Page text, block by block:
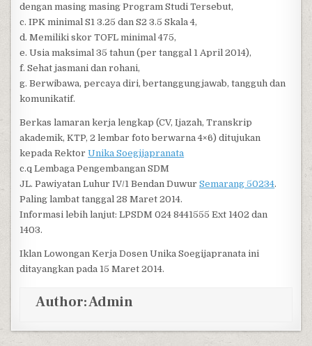
dengan masing masing Program Studi Tersebut,
c. IPK minimal S1 3.25 dan S2 3.5 Skala 4,
d. Memiliki skor TOFL minimal 475,
e. Usia maksimal 35 tahun (per tanggal 1 April 2014),
f. Sehat jasmani dan rohani,
g. Berwibawa, percaya diri, bertanggungjawab, tangguh dan
komunikatif.
Berkas lamaran kerja lengkap (CV, Ijazah, Transkrip
akademik, KTP, 2 lembar foto berwarna 4×6) ditujukan
kepada RektorUnika Soegijapranata
c.q Lembaga Pengembangan SDM
JL. Pawiyatan Luhur IV/1 Bendan DuwurSemarang 50234.
Paling lambat tanggal 28 Maret 2014.
Informasi lebih lanjut: LPSDM 024 8441555 Ext 1402 dan
1403.
Iklan Lowongan Kerja Dosen Unika Soegijapranata ini
ditayangkan pada 15 Maret 2014.
Author:Admin